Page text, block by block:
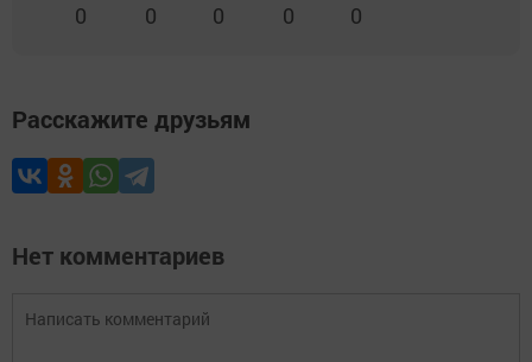
0 0 0 0 0
Расскажите друзьям
Нет комментариев